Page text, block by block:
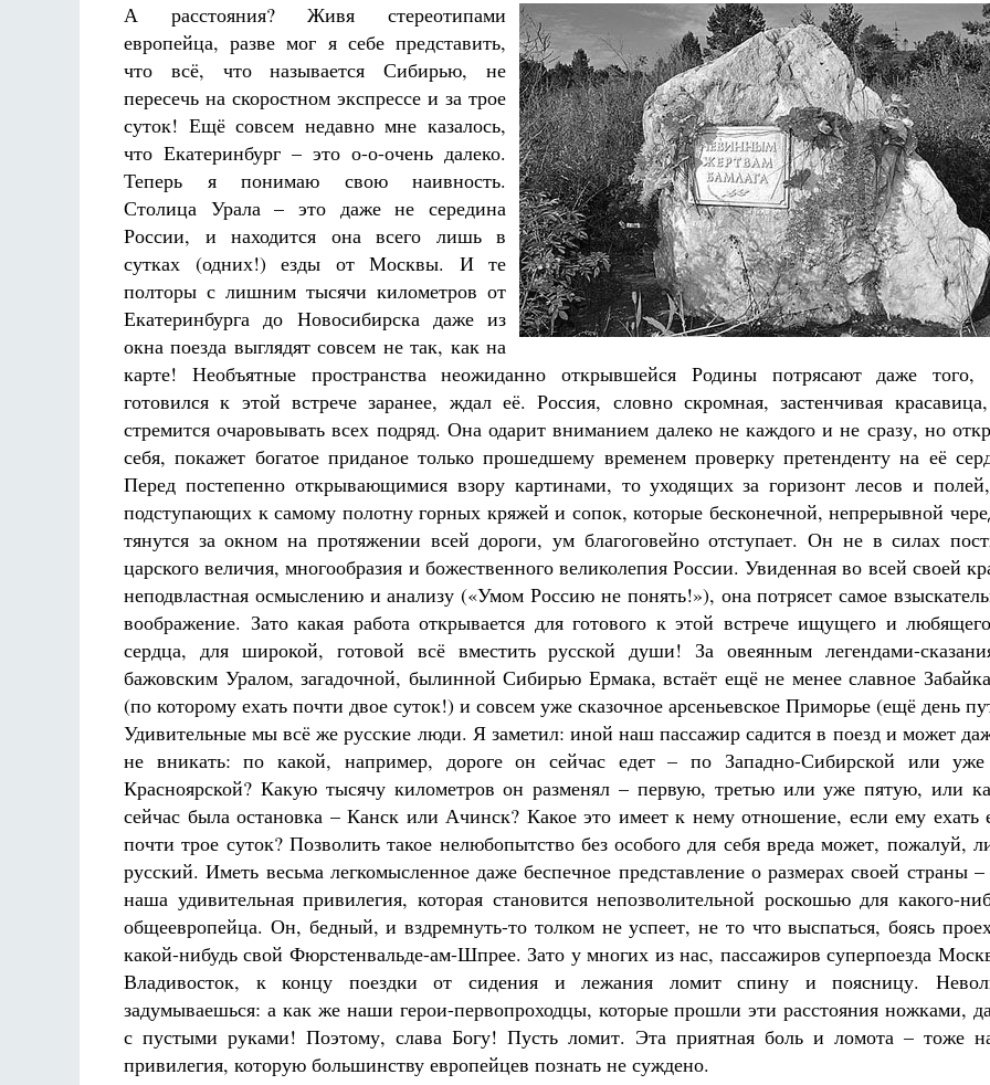
А расстояния? Живя стереотипами
европейца, разве мог я себе представить,
что всё, что называется Сибирью, не
пересечь на скоростном экспрессе и за трое
суток! Ещё совсем недавно мне казалось,
что Екатеринбург – это о-о-очень далеко.
Теперь я понимаю свою наивность.
Столица Урала – это даже не середина
России, и находится она всего лишь в
сутках (одних!) езды от Москвы. И те
полторы с лишним тысячи километров от
Екатеринбурга до Новосибирска даже из
окна поезда выглядят совсем не так, как на
карте! Необъятные пространства неожиданно открывшейся Родины потрясают даже того,
готовился к этой встрече заранее, ждал её. Россия, словно скромная, застенчивая
стремится очаровывать всех подряд. Она одарит вниманием далеко не каждого и не сразу, но
себя, покажет богатое приданое только прошедшему временем проверку претенденту на её
Перед постепенно открывающимися взору картинами, то уходящих за горизонт лесов и
подступающих к самому полотну горных кряжей и сопок, которые бесконечной, непрерывной
тянутся за окном на протяжении всей дороги, ум благоговейно отступает. Он не в силах
царского величия, многообразия и божественного великолепия России. Увиденная во всей своей
неподвластная осмыслению и анализу («Умом Россию не понять!»), она потрясет самое
воображение. Зато какая работа открывается для готового к этой встрече ищущего и
сердца, для широкой, готовой всё вместить русской души! За овеянным легендами-
бажовским Уралом, загадочной, былинной Сибирью Ермака, встаёт ещё не менее славное
(по которому ехать почти двое суток!) и совсем уже сказочное арсеньевское Приморье (ещё день
Удивительные мы всё же русские люди. Я заметил: иной наш пассажир садится в поезд и может
не вникать: по какой, например, дороге он сейчас едет – по Западно-Сибирской или
Красноярской? Какую тысячу километров он разменял – первую, третью или уже пятую, или
сейчас была остановка – Канск или Ачинск? Какое это имеет к нему отношение, если ему ехать
почти трое суток? Позволить такое нелюбопытство без особого для себя вреда может, пожалуй,
русский. Иметь весьма легкомысленное даже беспечное представление о размерах своей страны –
наша удивительная привилегия, которая становится непозволительной роскошью для какого-
общеевропейца. Он, бедный, и вздремнуть-то толком не успеет, не то что выспаться, боясь
какой-нибудь свой Фюрстенвальде-ам-Шпрее. Зато у многих из нас, пассажиров суперпоезда
Владивосток, к концу поездки от сидения и лежания ломит спину и поясницу.
задумываешься: а как же наши герои-первопроходцы, которые прошли эти расстояния ножками,
с пустыми руками! Поэтому, слава Богу! Пусть ломит. Эта приятная боль и ломота – тоже
привилегия, которую большинству европейцев познать не суждено.